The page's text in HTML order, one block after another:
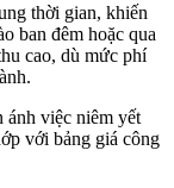
thời gian, khiến
ban đêm hoặc qua
cao, dù mức phí
ánh việc niêm yết
với bảng giá công